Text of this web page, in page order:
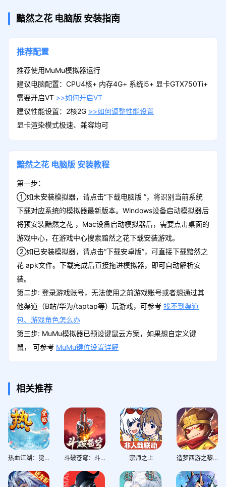
黯然之花 电脑版 安装指南
推荐配置
推荐使用MuMu模拟器运行
建议电脑配置：CPU4核+ 内存4G+ 系统i5+ 显卡GTX750Ti+
需要开启VT >>如何开启VT
建议性能设置：2核2G >>如何调整性能设置
显卡渲染模式极速、兼容均可
黯然之花 电脑版 安装教程
第一步：
①如未安装模拟器，请点击“下载电脑版 ”，将识别当前系统
下载对应系统的模拟器最新版本。Windows设备启动模拟器后
将预安装黯然之花 ，Mac设备启动模拟器后，需要点击桌面的
游戏中心，在游戏中心搜索黯然之花下载安装游戏。
②如已安装模拟器，请点击“下载安卓版”，可直接下载黯然之
花 apk文件。下载完成后直接拖进模拟器，即可自动解析安
装。
第二步: 登录游戏账号，无法使用之前游戏账号或者想通过其
他渠道（B站/华为/taptap等）玩游戏，可参考 找不到渠道
包、游戏角色怎么办
第三步: MuMu模拟器已预设键鼠云方案，如果想自定义键
鼠， 可参考 MuMu键位设置详解
相关推荐
热血江湖：觉醒 斗破苍穹：斗帝之路 宗师之上 造梦西游之黎尤浩劫篇